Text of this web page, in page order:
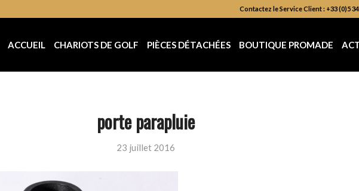
Contactez le Service Client : +33 (0)5 34
ACCUEIL CHARIOTS DE GOLF PIÈCES DÉTACHÉES BOUTIQUE PROMADE
porte parapluie
23 juillet 2016